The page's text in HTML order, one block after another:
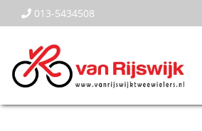
013-5434508